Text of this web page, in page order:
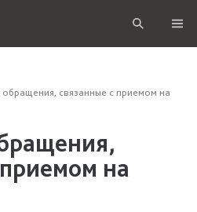
обращения, связанные с приемом на
на